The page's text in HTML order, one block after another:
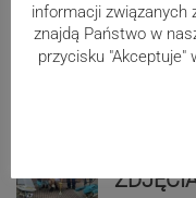
Sport
informacji związanych
znajdą Państwo w
przycisku "Akceptuje"